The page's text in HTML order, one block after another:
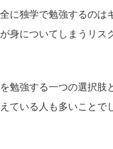
に独学で勉強するのは
身についてしまうリス
勉強する一つの選択肢
ている人も多いことで